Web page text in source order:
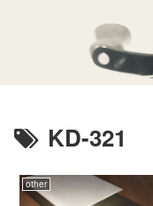
KD-321
other